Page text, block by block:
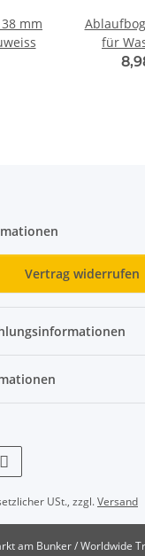
mm
für
Vertrag widerrufen
USt., zzgl.Versand
am Bunker / Worldwide